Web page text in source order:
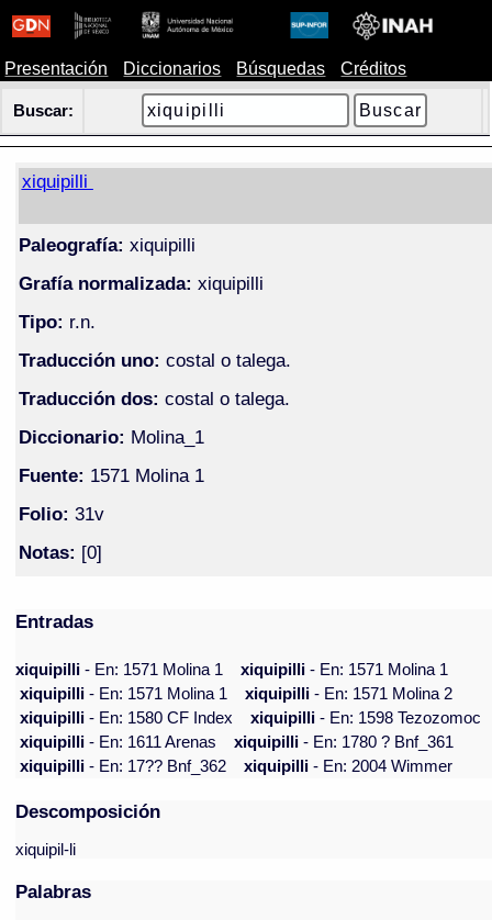
Presentación Diccionarios Búsquedas Créditos
Buscar:
xiquipilli
Paleografía: xiquipilli
Grafía normalizada: xiquipilli
Tipo: r.n.
Traducción uno: costal o talega.
Traducción dos: costal o talega.
Diccionario: Molina_1
Fuente: 1571 Molina 1
Folio: 31v
Notas: [0]
Entradas
xiquipilli- En: 1571 Molina 1 xiquipilli- En: 1571 Molina 1
xiquipilli- En: 1571 Molina 1 xiquipilli- En: 1571 Molina 2
xiquipilli- En: 1580 CF Index xiquipilli- En: 1598 Tezozomoc
xiquipilli- En: 1611 Arenas xiquipilli- En: 1780 ? Bnf_361
xiquipilli- En: 17?? Bnf_362 xiquipilli- En: 2004 Wimmer
Descomposición
xiquipil-li
Palabras